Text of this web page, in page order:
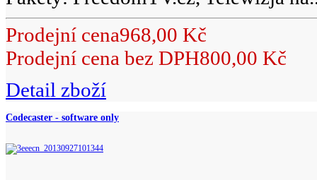
Prodejní cena968,00 Kč
Prodejní cena bez DPH800,00 Kč
Detail zboží
Codecaster - software only